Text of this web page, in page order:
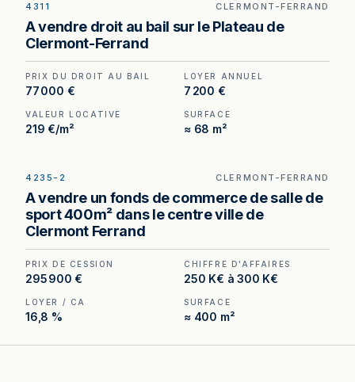
Droit au bail à vendre à Clermont-Ferrand —
plateau central, secteur commerçant à fort
passage.
4311 CLERMONT-FERRAND
A vendre droit au bail sur le Plateau de
Clermont-Ferrand
PRIX DU DROIT AU BAIL
77 000 €
LOYER ANNUEL
7 200 €
VALEUR LOCATIVE
219 €/m²
SURFACE
≈ 68 m²
Salle de sport à vendre à Clermont-Ferrand —
400 m² structurés en plusieurs espaces distincts,
aménagements neufs, matériel intégralement
4235-2 CLERMONT-FERRAND
A vendre un fonds de commerce de salle de
sport 400m² dans le centre ville de
Clermont Ferrand
PRIX DE CESSION
295 900 €
CHIFFRE D'AFFAIRES
250 K€ à 300 K€
LOYER / CA
16,8 %
SURFACE
≈ 400 m²